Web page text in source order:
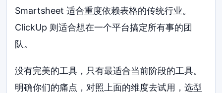
Smartsheet 适合重度依赖表格的传统行业。
ClickUp 则适合想在一个平台搞定所有事的团
队。
没有完美的工具，只有最适合当前阶段的工具。
明确你们的痛点，对照上面的维度去试用，选型